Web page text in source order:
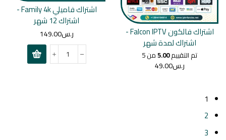
اشتراك فالكون Falcon IPTV -
اشتراك لمدة شهر
تم التقييم5.00من 5
ر.س49.00
اشتراك فاميلي Family 4k -
اشتراك 12 شهر
ر.س149.00
1
2
3